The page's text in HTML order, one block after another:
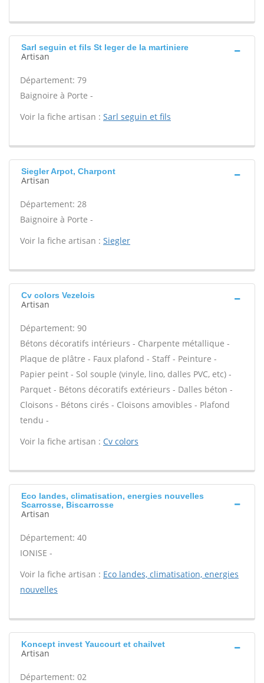
Sarl seguin et fils St leger de la martiniere
Artisan
Département: 79
Baignoire à Porte -
Voir la fiche artisan : Sarl seguin et fils
Siegler Arpot, Charpont
Artisan
Département: 28
Baignoire à Porte -
Voir la fiche artisan : Siegler
Cv colors Vezelois
Artisan
Département: 90
Bétons décoratifs intérieurs - Charpente métallique -
Plaque de plâtre - Faux plafond - Staff - Peinture -
Papier peint - Sol souple (vinyle, lino, dalles PVC, etc) -
Parquet - Bétons décoratifs extérieurs - Dalles béton -
Cloisons - Bétons cirés - Cloisons amovibles - Plafond
tendu -
Voir la fiche artisan : Cv colors
Eco landes, climatisation, energies nouvelles
Scarrosse, Biscarrosse
Artisan
Département: 40
IONISE -
Voir la fiche artisan : Eco landes, climatisation, energies
nouvelles
Koncept invest Yaucourt et chailvet
Artisan
Département: 02